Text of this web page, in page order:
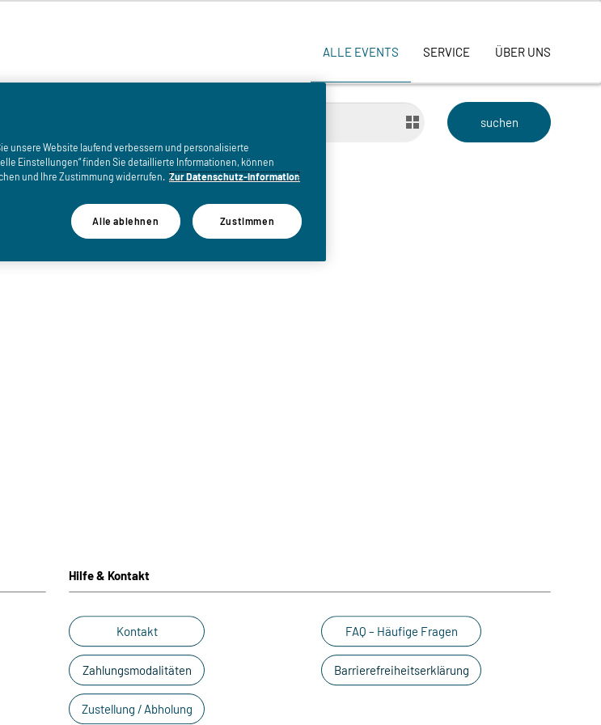
ALLE EVENTS SERVICE ÜBER UNS
Hilfe & Kontakt
Kontakt
Zahlungsmodalitäten
Zustellung / Abholung
FAQ – Häufige Fragen
Barrierefreiheitserklärung
unsere Website laufend verbessern und personalisierte
Einstellungen“ finden Sie detaillierte Informationen, können
und Ihre Zustimmung widerrufen. Zur Datenschutz-Information
Alle ablehnen Zustimmen